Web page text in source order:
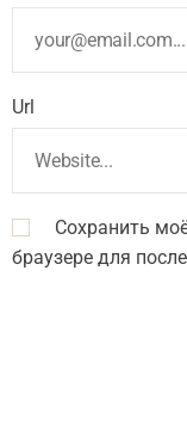
Url
Сохранить
браузере для